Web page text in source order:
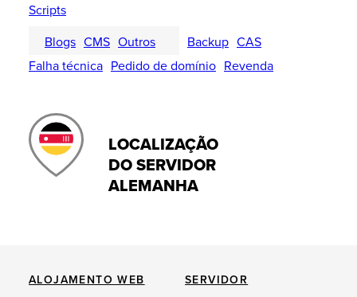
Scripts
Blogs CMS Outros Backup CAS
Falha técnica Pedido de domínio Revenda
LOCALIZAÇÃO
DO SERVIDOR
ALEMANHA
ALOJAMENTO WEB SERVIDOR